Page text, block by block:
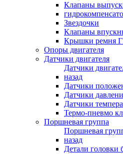
Клапаны
Звездочки
Клапаны
Крышки ремня
Опоры двигателя
Датчики двигателя
Датчики
назад
Датчики
Датчики
Датчики
Термо-пневмо
Поршневая группа
Поршневая
назад
Детали головки